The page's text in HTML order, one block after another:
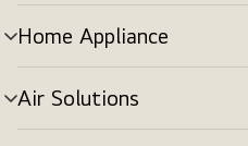
menu
Home Appliance
tombol
menu
Air Solutions
tombol
menu